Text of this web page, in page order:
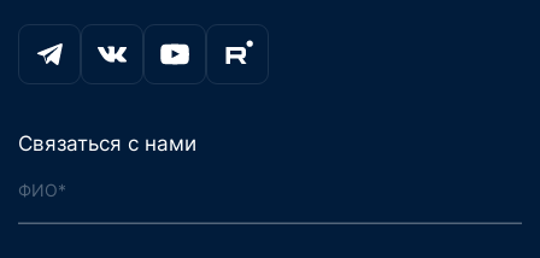
Связаться с нами